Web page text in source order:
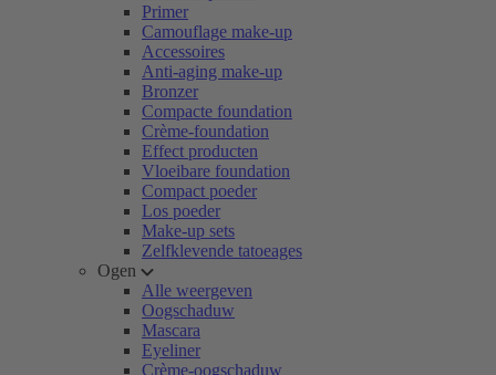
Primer
Camouflage make-up
Accessoires
Anti-aging make-up
Bronzer
Compacte foundation
Crème-foundation
Effect producten
Vloeibare foundation
Compact poeder
Los poeder
Make-up sets
Zelfklevende tatoeages
Ogen
Alle weergeven
Oogschaduw
Mascara
Eyeliner
Crème-oogschaduw